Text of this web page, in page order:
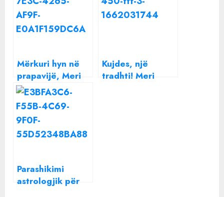
Mërkuri hyn në
prapavijë, Meri
Shehu
paralajmëron
këto shenja të
kenë kujdes
Kujdes, një
tradhti! Meri
Parashikimi
astrologjik për